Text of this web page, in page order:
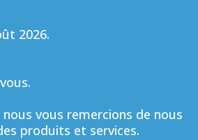
2026.
vous remercions de nous
produits et services.